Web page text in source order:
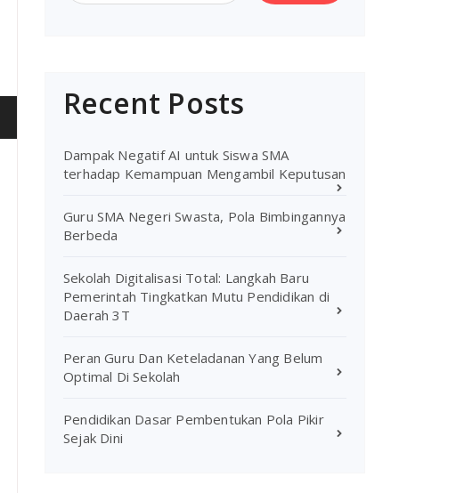
Recent Posts
Dampak Negatif AI untuk Siswa SMA
terhadap Kemampuan Mengambil Keputusan
Guru SMA Negeri Swasta, Pola Bimbingannya
Berbeda
Sekolah Digitalisasi Total: Langkah Baru
Pemerintah Tingkatkan Mutu Pendidikan di
Daerah 3T
Peran Guru Dan Keteladanan Yang Belum
Optimal Di Sekolah
Pendidikan Dasar Pembentukan Pola Pikir
Sejak Dini